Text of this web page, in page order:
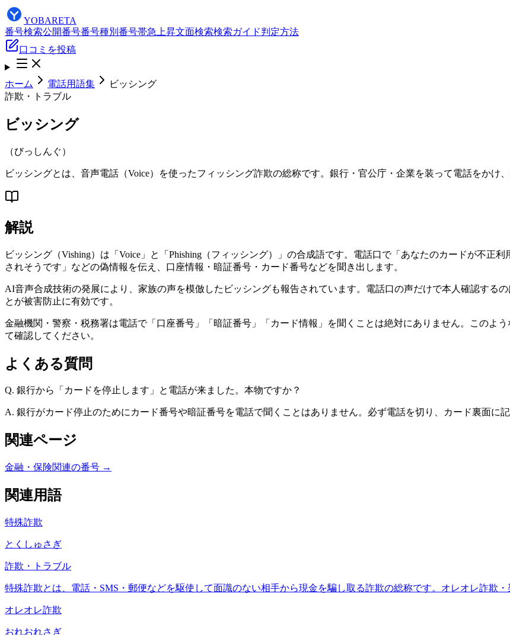
YOBARETA
番号検索公開番号番号種別 番号帯急上昇文面検索検索ガイド判定方法
口コミを投稿
ホーム 電話用語集
ビッシング
詐欺・トラブル
ビッシング
（びっしんぐ）
ビッシングとは、音声電話（Voice）を使ったフィッシング詐欺の総称です。銀行・官公庁・企業を装って電話をかけ
解説
ビッシング（Vishing）は「Voice」と「Phishing（フィッシング）」の合成語です。電話口で「あなたのカードが不正
されそうです」などの偽情報を伝え、口座情報・暗証番号・カード番号などを聞き出します。
AI音声合成技術の発展により、家族の声を模倣したビッシングも報告されています。電話口の声だけで本人確認する
とが被害防止に有効です。
金融機関・警察・税務署は電話で「口座番号」「暗証番号」「カード情報」を聞くことは絶対にありません。このよ
て確認してください。
よくある質問
Q. 銀行から「カードを停止します」と電話が来ました。本物ですか？
A. 銀行がカード停止のためにカード番号や暗証番号を電話で聞くことはありません。必ず電話を切り、カード裏面に
関連ページ
金融・保険関連の番号 →
関連用語
特殊詐欺
とくしゅさぎ
詐欺・トラブル
特殊詐欺とは、電話・SMS・郵便などを駆使して面識のない相手から現金を騙し取る詐欺の総称です。オレオレ詐欺
オレオレ詐欺
おれおれさぎ